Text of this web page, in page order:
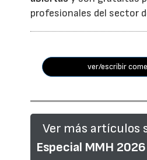
profesionales del sector
ver/escribir
Ver más artículos
Especial MMH 2026